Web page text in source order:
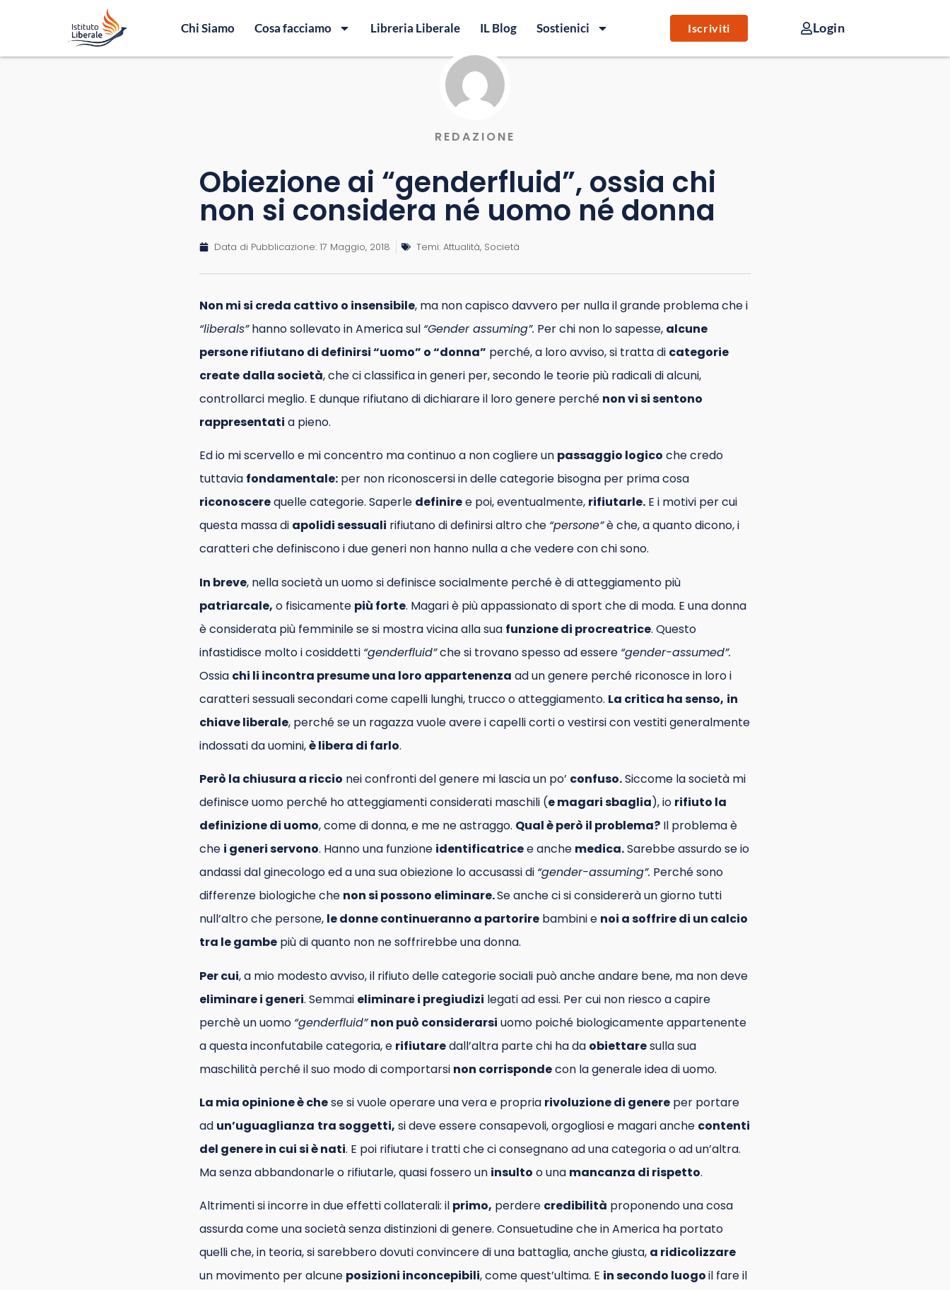
Chi Siamo Cosa facciamo Libreria Liberale IL Blog Sostienici Iscriviti Login
REDAZIONE
Obiezione ai “genderfluid”, ossia chi
non si considera né uomo né donna
Data di Pubblicazione: 17 Maggio, 2018 Temi: Attualità, Società
Non mi si creda cattivo o insensibile, ma non capisco davvero per nulla il grande problema che i
“liberals”hanno sollevato in America sul “Gender assuming”. Per chi non lo sapesse, alcune
persone rifiutano di definirsi “uomo” o “donna” perché, a loro avviso, si tratta di categorie
create dalla società, che ci classifica in generi per, secondo le teorie più radicali di alcuni,
controllarci meglio. E dunque rifiutano di dichiarare il loro genere perché non vi si sentono
rappresentati a pieno.
Ed io mi scervello e mi concentro ma continuo a non cogliere un passaggio logico che credo
tuttavia fondamentale: per non riconoscersi in delle categorie bisogna per prima cosa
riconoscerequelle categorie. Saperle definiree poi, eventualmente, rifiutarle. E i motivi per cui
questa massa di apolidi sessuali rifiutano di definirsi altro che “persone”è che, a quanto dicono, i
caratteri che definiscono i due generi non hanno nulla a che vedere con chi sono.
In breve, nella società un uomo si definisce socialmente perché è di atteggiamento più
patriarcale, o fisicamente più forte. Magari è più appassionato di sport che di moda. E una donna
è considerata più femminile se si mostra vicina alla sua funzione di procreatrice. Questo
infastidisce molto i cosiddetti “genderfluid”che si trovano spesso ad essere “gender-assumed”.
Ossia chi li incontra presume una loro appartenenza ad un genere perché riconosce in loro i
caratteri sessuali secondari come capelli lunghi, trucco o atteggiamento. La critica ha senso, in
chiave liberale, perché se un ragazza vuole avere i capelli corti o vestirsi con vestiti generalmente
indossati da uomini,è libera di farlo.
Però la chiusura a riccio nei confronti del genere mi lascia un po’ confuso.Siccome la società mi
definisce uomo perché ho atteggiamenti considerati maschili (e magari sbaglia), io rifiuto la
definizione di uomo, come di donna, e me ne astraggo. Qual è però il problema? Il problema è
che i generi servono. Hanno una funzione identificatricee anche medica.Sarebbe assurdo se io
andassi dal ginecologo ed a una sua obiezione lo accusassi di “gender-assuming”. Perché sono
differenze biologiche che non si possono eliminare.Se anche ci si considererà un giorno tutti
null’altro che persone, le donne continueranno a partorire bambini e noi a soffrire di un calcio
tra le gambe più di quanto non ne soffrirebbe una donna.
Per cui, a mio modesto avviso, il rifiuto delle categorie sociali può anche andare bene, ma non deve
eliminare i generi. Semmai eliminare i pregiudizi legati ad essi. Per cui non riesco a capire
perchè un uomo “genderfluid” non può considerarsi uomo poiché biologicamente appartenente
a questa inconfutabile categoria, e rifiutaredall’altra parte chi ha da obiettaresulla sua
maschilità perché il suo modo di comportarsi non corrispondecon la generale idea di uomo.
La mia opinione è chese si vuole operare una vera e propria rivoluzione di genere per portare
ad un’uguaglianza tra soggetti, si deve essere consapevoli, orgogliosi e magari anche contenti
del genere in cui si è nati. E poi rifiutare i tratti che ci consegnano ad una categoria o ad un’altra.
Ma senza abbandonarle o rifiutarle, quasi fossero un insulto o una mancanza di rispetto.
Altrimenti si incorre in due effetti collaterali: il primo, perdere credibilità proponendo una cosa
assurda come una società senza distinzioni di genere. Consuetudine che in America ha portato
quelli che, in teoria, si sarebbero dovuti convincere di una battaglia, anche giusta, a ridicolizzare
un movimento per alcune posizioni inconcepibili, come quest’ultima. E in secondo luogoil fare il